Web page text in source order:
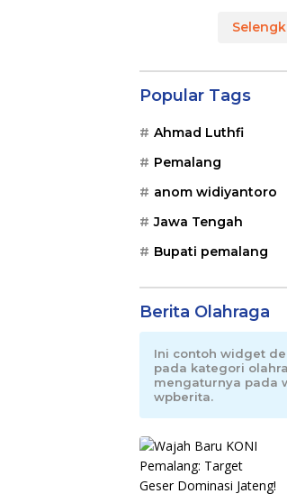
Popular Tags
Ahmad Luthfi
Pemalang
anom widiyantoro
Jawa Tengah
Bupati pemalang
Berita Olahraga
Ini contoh widget
pada kategori
mengaturnya pada
wpberita.